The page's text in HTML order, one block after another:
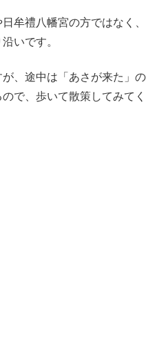
牟禮八幡宮の方ではなく、
いです。
、途中は「あさが来た」の
で、歩いて散策してみてく